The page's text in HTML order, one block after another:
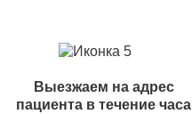
Выезжаем на адрес
пациента в течение часа